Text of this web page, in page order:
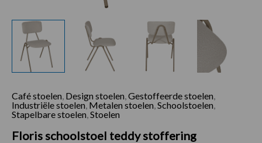
Café stoelen Design stoelen Gestoffeerde stoelen
Industriële stoelen,Metalen stoelen Schoolstoelen
Stapelbare stoelen Stoelen
Floris schoolstoel teddy stoffering
Floris schoolstoel